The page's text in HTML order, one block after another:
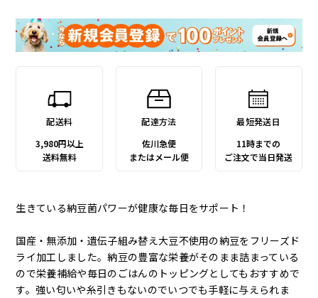
配送料
3,980円以上
送料無料
配達方法
佐川急便
またはメール便
最短発送日
11時までの
ご注文で当日発送
生きている納豆菌パワーが健康な毎日をサポート！
国産・無添加・遺伝子組み替え大豆不使用の納豆をフリーズド
ライ加工しました。納豆の豊富な栄養がそのまま詰まっている
ので栄養補給や毎日のごはんのトッピングとしてもおすすめで
す。強い匂いや糸引きもないのでいつでも手軽に与えられま